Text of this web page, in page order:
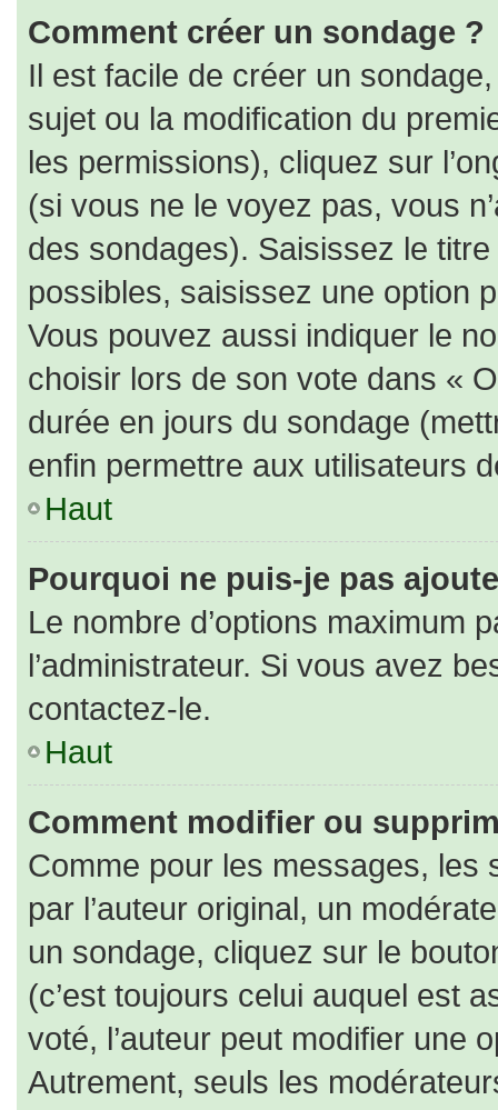
Comment créer un sondage ?
Il est facile de créer un
sujet ou la modification du
les permissions), cliquez sur
(si vous ne le voyez pas, vous
des sondages). Saisissez le
possibles, saisissez une option
Vous pouvez aussi indiquer le
choisir lors de son vote dans «
durée en jours du sondage
enfin permettre aux utilisateurs
Haut
Pourquoi ne puis-je pas
Le nombre d’options maximum
l’administrateur. Si vous avez
contactez-le.
Haut
Comment modifier ou
Comme pour les messages, les
par l’auteur original, un
un sondage, cliquez sur le
(c’est toujours celui auquel est
voté, l’auteur peut modifier une
Autrement, seuls les